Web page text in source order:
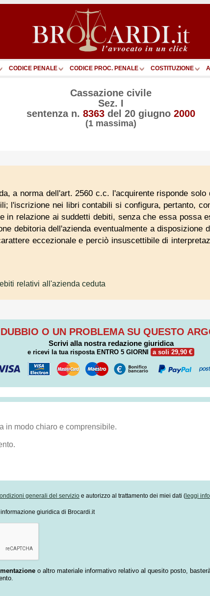
CODICE PENALE CODICE PROC. PENALE COSTITUZIONE
Cassazione civile
Sez. I
sentenza n. 8363 del 20 giugno 2000
(1 massima)
a norma dell'art. 2560 c.c. l'acquirente risponde solo
l'iscrizione nei libri contabili si configura, pertanto,
in relazione ai suddetti debiti, senza che essa possa
debitoria dell'azienda eventualmente a disposizione
eccezionale e perciò insuscettibile di
relativi all'azienda ceduta
O UN PROBLEMA SU QUESTO
Scrivi alla nostra redazione giuridica
e ricevi la tua risposta ENTRO 5 GIORNI a soli 29,90 €
generali del servizio e autorizzo al trattamento dei miei dati ( leggi
giuridica di Brocardi.it
o altro materiale informativo relativo al quesito posto,